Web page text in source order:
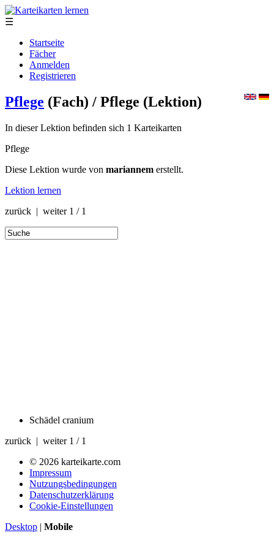
☰
Startseite
Fächer
Anmelden
Registrieren
Pflege (Fach) / Pflege (Lektion)
In dieser Lektion befinden sich 1 Karteikarten
Pflege
Diese Lektion wurde von mariannem erstellt.
Lektion lernen
zurück | weiter 1 / 1
Schädel cranium
zurück | weiter 1 / 1
© 2026 karteikarte.com
Impressum
Nutzungsbedingungen
Datenschutzerklärung
Cookie-Einstellungen
Desktop | Mobile